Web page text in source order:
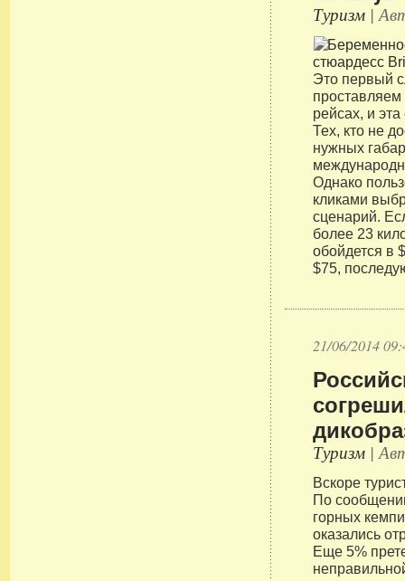
Туризм |
Это первый
проставляем
рейсах, и
Тех, кто не
нужных
Однако
кликами
сценарий.
более 23
обойдется в
$75,
21/06/2014
Туризм |
Вскоре
По
горных
оказались
Еще 5%